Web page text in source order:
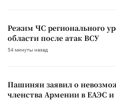
Режим ЧС регионального
области после атак ВСУ
54 минуты назад
Пашинян заявил о
членства Армении в ЕАЭС и